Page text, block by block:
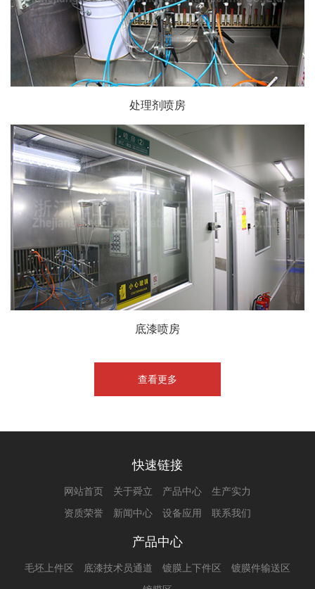
处理剂喷房
底漆喷房
查看更多
快速链接
网站首页 关于舜立 产品中心
生产实力
资质荣誉
新闻中心 设备应用 联系我们
产品中心
毛坯上件区 底漆技术员通道 镀膜上下件区
镀膜件输送区